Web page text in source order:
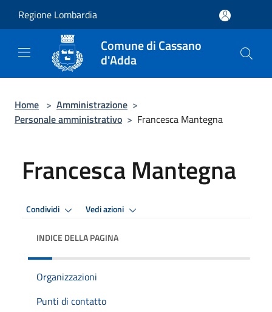
Regione Lombardia
Comune di Cassano
d'Adda
Home > Amministrazione >
Personale amministrativo > Francesca Mantegna
Francesca Mantegna
Condividi Vedi azioni
INDICE DELLA PAGINA
Organizzazioni
Punti di contatto